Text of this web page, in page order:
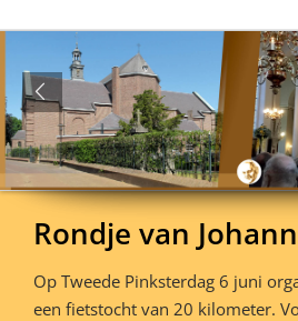
Rondje van
Op Tweede Pinksterdag 6 juni
een fietstocht van 20 kilometer.